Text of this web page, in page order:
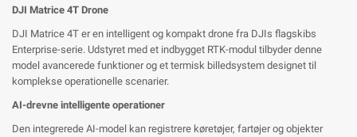
DJI Matrice 4T Drone
DJI Matrice 4T er en intelligent og kompakt drone fra DJIs flagskibs
Enterprise-serie. Udstyret med et indbygget RTK-modul tilbyder denne
model avancerede funktioner og et termisk billedsystem designet til
komplekse operationelle scenarier.
AI-drevne intelligente operationer
Den integrerede AI-model kan registrere køretøjer, fartøjer og objekter